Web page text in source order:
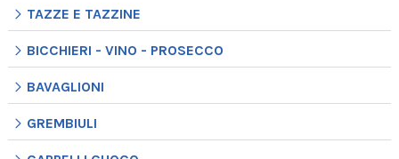
TAZZE E TAZZINE
BICCHIERI - VINO - PROSECCO
BAVAGLIONI
GREMBIULI